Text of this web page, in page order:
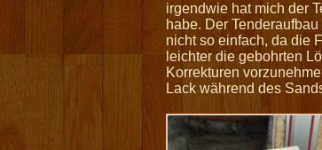
irgendwie hat mich der
habe. Der
nicht so einfach, da die
leichter die gebohrten
Korrekturen
Lack während des